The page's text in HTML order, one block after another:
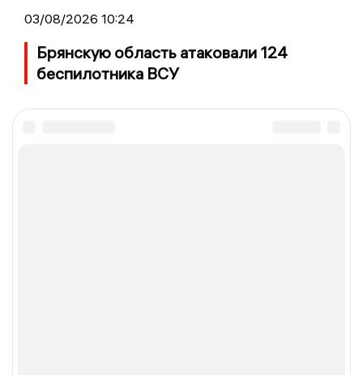
03/08/2026 10:24
Брянскую область атаковали 124
беспилотника ВСУ